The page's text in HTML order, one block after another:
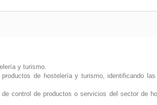
y turismo.
de hostelería y turismo, identificando
control de productos o servicios del sector de